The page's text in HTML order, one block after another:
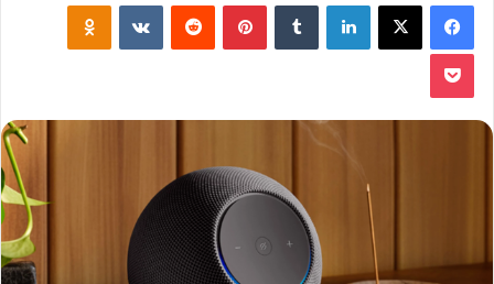
فيسبوك لينكدإن بينتيريست